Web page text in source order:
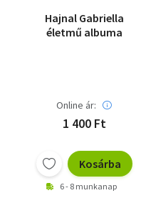
Hajnal Gabriella
életmű albuma
Online ár:
1 400 Ft
Kosárba
6 - 8 munkanap